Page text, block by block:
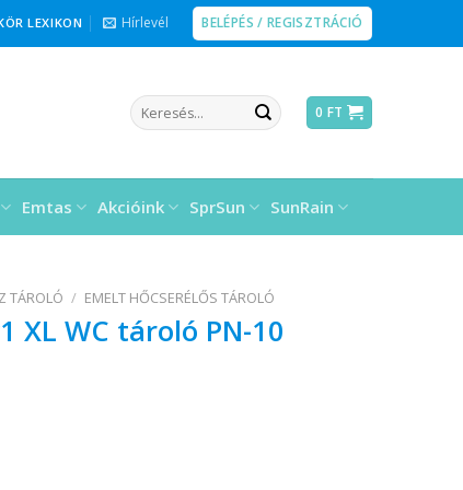
LEXIKON Hírlevél BELÉPÉS / REGISZTRÁCIÓ
Keresés
a
0 FT
Emtas Akcióink SprSun SunRain
TÁROLÓ / EMELT HŐCSERÉLŐS TÁROLÓ
XL WC tároló PN-10